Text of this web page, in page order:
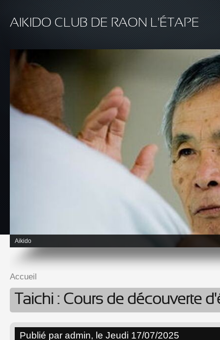
AIKIDO CLUB DE RAON L'ÉTAPE
Aikido
Accueil
Taichi : Cours de découverte
Publié par admin, le Jeudi 17/07/2025